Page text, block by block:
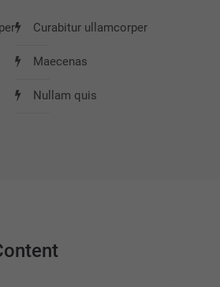
Curabitur ullamcorper
Maecenas
Nullam quis